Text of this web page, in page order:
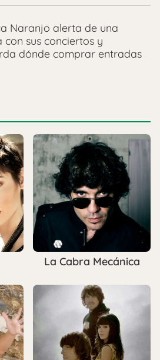
Naranjo alerta de una
con sus conciertos y
dónde comprar entradas
La Cabra Mecánica